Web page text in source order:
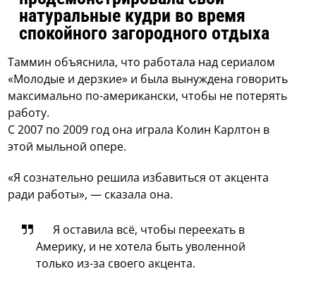
натуральные кудри во время
спокойного загородного отдыха
Таммин объяснила, что работала над сериалом
«Молодые и дерзкие» и была вынуждена говорить
максимально по-американски, чтобы не потерять
работу.
С 2007 по 2009 год она играла Колин Карлтон в
этой мыльной опере.
«Я сознательно решила избавиться от акцента
ради работы», — сказала она.
Я оставила всё, чтобы переехать в
Америку, и не хотела быть уволенной
только из-за своего акцента.